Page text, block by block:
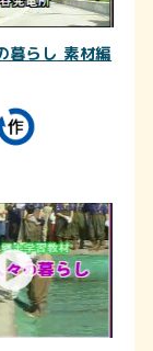
暮らし 素材編